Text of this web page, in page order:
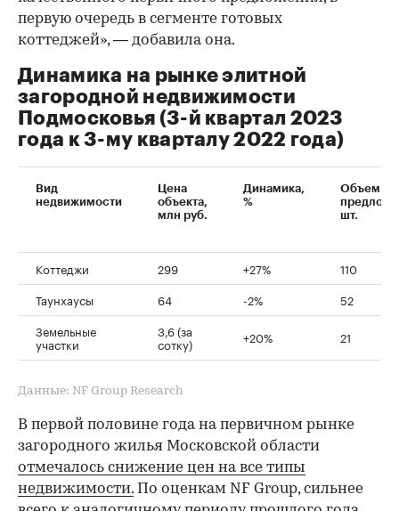
первую очередь в сегменте готовых
коттеджей», — добавила она.
Динамика на рынке элитной
загородной недвижимости
Подмосковья (3-й квартал 2023
года к 3-му кварталу 2022 года)
Вид
недвижимости
Цена
объекта,
млн руб.
Динамика,
%
Объем
шт.
Коттеджи 299 +27%
110
Таунхаусы
64 -2%
52
Земельные
участки
3,6 (за
сотку) +20% 21
Данные: NF Group Research
В первой половине года на первичном рынке
загородного жилья Московской области
отмечалось снижение цен на все типы
недвижимости. По оценкам NF Group, сильнее